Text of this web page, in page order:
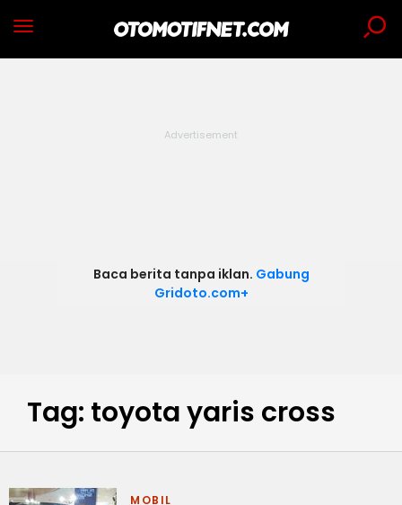
Baca berita tanpa iklan. Gabung
Gridoto.com+
Tag: toyota yaris cross
MOBIL